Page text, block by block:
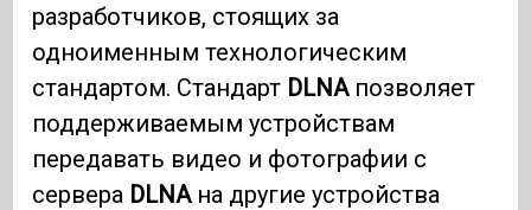
разработчиков, стоящих за
одноименным технологическим
стандартом. Стандарт DLNAпозволяет
поддерживаемым устройствам
передавать видео и фотографии с
сервера DLNAна другие устройства